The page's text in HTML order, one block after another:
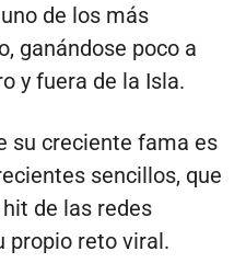
de los más
ganándose poco a
y fuera de la Isla.
su creciente fama es
sencillos, que
de las redes
propio reto viral.